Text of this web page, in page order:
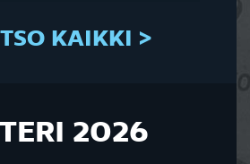
KAIKKI >
2026